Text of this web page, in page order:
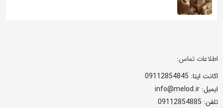
اطلاعات تماس:
اکانت ایتا: 09112854845
ایمیل: info@melod.ir
تلفن: 09112854885